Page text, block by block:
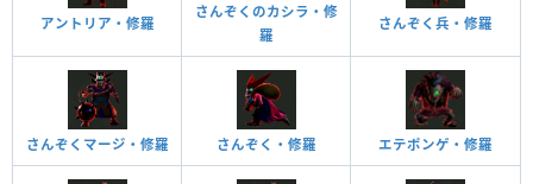
アントリア・修羅
さんぞくのカシラ・修
羅
さんぞく兵・修羅
さんぞくマージ・修羅 さんぞく・修羅 エテポンゲ・修羅